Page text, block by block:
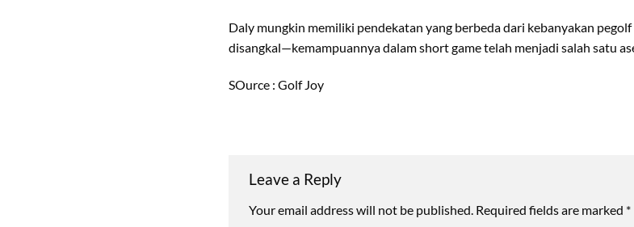
Daly mungkin memiliki pendekatan yang berbeda dari kebanyakan
disangkal—kemampuannya dalam short game telah menjadi salah satu
SOurce : Golf Joy
Leave a Reply
Your email address will not be published. Required fields are marked *